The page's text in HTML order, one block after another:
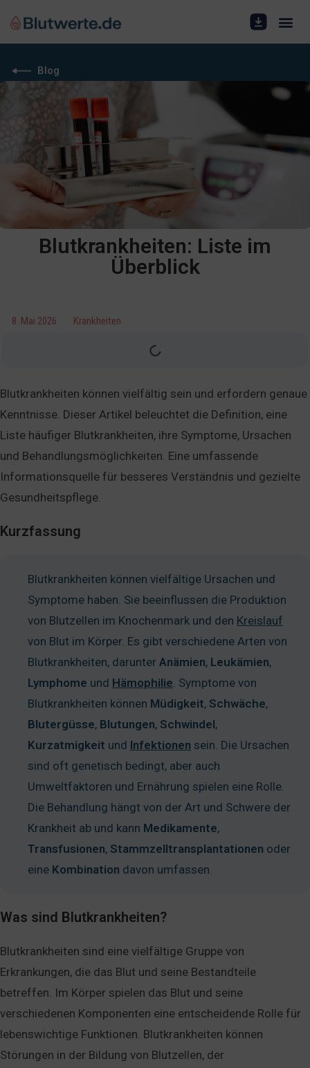
Blog
Blutkrankheiten: Liste im
Überblick
8. Mai 2026 Krankheiten
Blutkrankheiten können vielfältig sein und erfordern genaue
Kenntnisse. Dieser Artikel beleuchtet die Definition, eine
Liste häufiger Blutkrankheiten, ihre Symptome, Ursachen
und Behandlungsmöglichkeiten. Eine umfassende
Informationsquelle für besseres Verständnis und gezielte
Gesundheitspflege.
Kurzfassung
Blutkrankheiten können vielfältige Ursachen und
Symptome haben. Sie beeinflussen die Produktion
von Blutzellen im Knochenmark und den Kreislauf
von Blut im Körper. Es gibt verschiedene Arten von
Blutkrankheiten, darunter Anämien, Leukämien,
Lymphome und Hämophilie. Symptome von
Blutkrankheiten können Müdigkeit, Schwäche,
Blutergüsse, Blutungen, Schwindel,
Kurzatmigkeit und Infektionen sein. Die Ursachen
sind oft genetisch bedingt, aber auch
Umweltfaktoren und Ernährung spielen eine Rolle.
Die Behandlung hängt von der Art und Schwere der
Krankheit ab und kann Medikamente,
Transfusionen, Stammzelltransplantationen oder
eine Kombination davon umfassen.
Was sind Blutkrankheiten?
Blutkrankheiten sind eine vielfältige Gruppe von
Erkrankungen, die das Blut und seine Bestandteile
betreffen. Im Körper spielen das Blut und seine
verschiedenen Komponenten eine entscheidende Rolle für
lebenswichtige Funktionen. Blutkrankheiten können
Störungen in der Bildung von Blutzellen, der